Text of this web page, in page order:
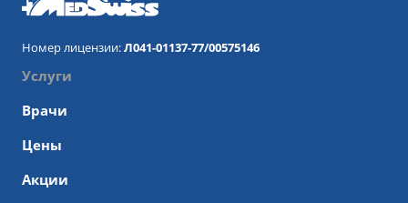
Номер лицензии:Л041-01137-77/00575146
Услуги
Врачи
Цены
Акции